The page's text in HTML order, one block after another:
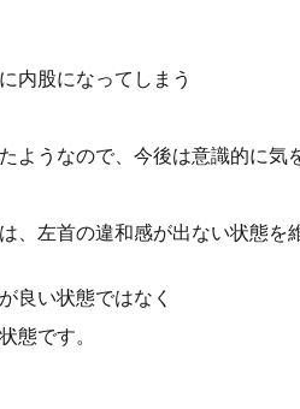
内股になってしまう
ようなので、今後は意識的に気
、左首の違和感が出ない状態を
良い状態ではなく
態です。